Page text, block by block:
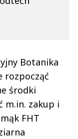
Botanika
rozpocząć
środki
m.in. zakup i
FHT